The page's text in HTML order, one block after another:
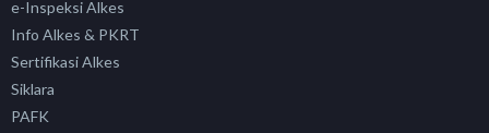
e-Inspeksi Alkes
Info Alkes & PKRT
Sertifikasi Alkes
Siklara
PAFK